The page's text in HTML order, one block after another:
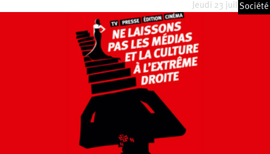
Jeudi 23 juillet 2026
Société